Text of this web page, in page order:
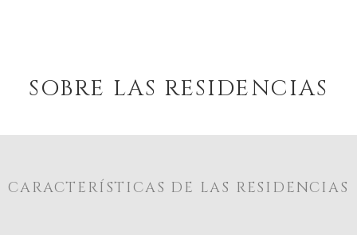
SOBRE LAS RESIDENCIAS
CARACTERÍSTICAS DE LAS RESIDENCIAS